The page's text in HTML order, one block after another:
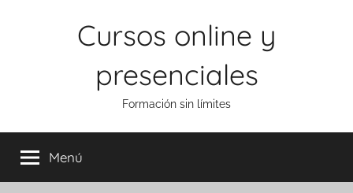
Cursos online y
presenciales
Formación sin límites
Menú